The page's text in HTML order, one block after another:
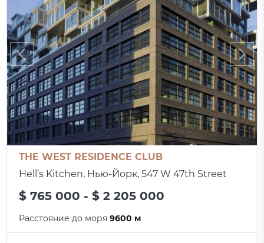
THE WEST RESIDENCE CLUB
Hell’s Kitchen, Нью-Йорк, 547 W 47th Street
$ 765 000 - $ 2 205 000
Расстояние до моря9600 м